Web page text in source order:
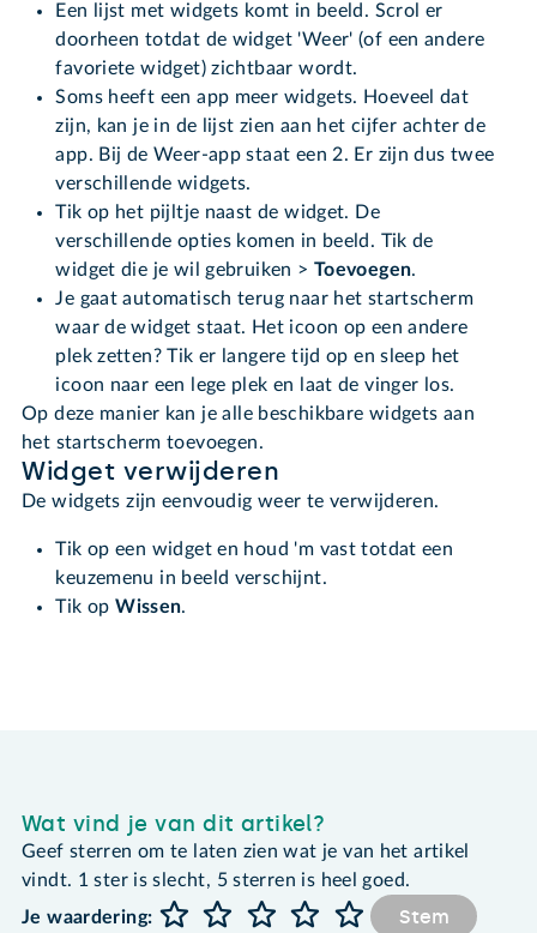
Een lijst met widgets komt in beeld. Scrol er
doorheen totdat de widget 'Weer' (of een andere
favoriete widget) zichtbaar wordt.
Soms heeft een app meer widgets. Hoeveel dat
zijn, kan je in de lijst zien aan het cijfer achter de
app. Bij de Weer-app staat een 2. Er zijn dus twee
verschillende widgets.
Tik op het pijltje naast de widget. De
verschillende opties komen in beeld. Tik de
widget die je wil gebruiken > Toevoegen.
Je gaat automatisch terug naar het startscherm
waar de widget staat. Het icoon op een andere
plek zetten? Tik er langere tijd op en sleep het
icoon naar een lege plek en laat de vinger los.
Op deze manier kan je alle beschikbare widgets aan
het startscherm toevoegen.
Widget verwijderen
De widgets zijn eenvoudig weer te verwijderen.
Tik op een widget en houd 'm vast totdat een
keuzemenu in beeld verschijnt.
Tik opWissen.
Wat vind je van dit artikel?
Geef sterren om te laten zien wat je van het artikel
vindt. 1 ster is slecht, 5 sterren is heel goed.
Je waardering:
Stem